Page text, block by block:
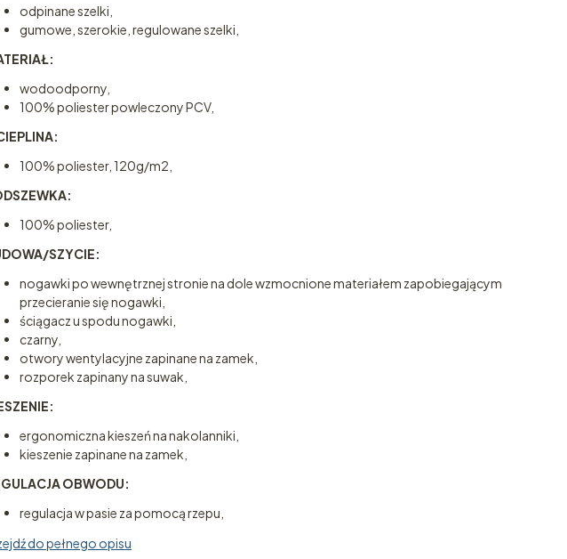
odpinane szelki,
gumowe, szerokie, regulowane szelki,
wodoodporny,
100% poliester powleczony PCV,
100% poliester, 120g/m2,
100% poliester,
SZYCIE:
nogawki po wewnętrznej stronie na dole wzmocnione materiałem zapobiegającym
przecieranie się nogawki,
ściągacz u spodu nogawki,
czarny,
otwory wentylacyjne zapinane na zamek,
rozporek zapinany na suwak,
ergonomiczna kieszeń na nakolanniki,
kieszenie zapinane na zamek,
OBWODU:
regulacja w pasie za pomocą rzepu,
do pełnego opisu